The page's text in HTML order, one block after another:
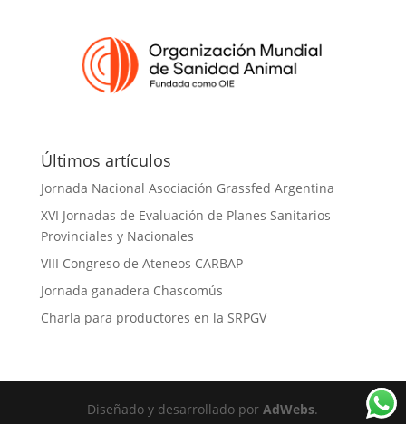
Últimos artículos
Jornada Nacional Asociación Grassfed Argentina
XVI Jornadas de Evaluación de Planes Sanitarios
Provinciales y Nacionales
VIII Congreso de Ateneos CARBAP
Jornada ganadera Chascomús
Charla para productores en la SRPGV
Diseñado y desarrollado porAdWebs.